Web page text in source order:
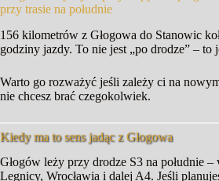
przy trasie na południe
156 kilometrów z Głogowa do Stanowic
godziny jazdy. To nie jest „po drodze” – to
Warto go rozważyć jeśli zależy ci na
nie chcesz brać czegokolwiek.
Kiedy ma to sens jadąc z Głogowa
Głogów leży przy drodze S3 na południe
Legnicy, Wrocławia i dalej A4. Jeśli